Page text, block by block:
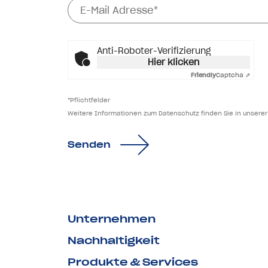
E-Mail Adresse*
Anti-Roboter-Verifizierung
Hier klicken
FriendlyCaptcha ⇗
*Pflichtfelder
Weitere Informationen zum Datenschutz finden Sie in unserer
Senden
Unternehmen
Nachhaltigkeit
Produkte & Services